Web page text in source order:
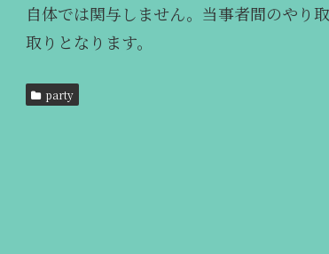
自体では関与しません。当事者間のやり
取りとなります。
party